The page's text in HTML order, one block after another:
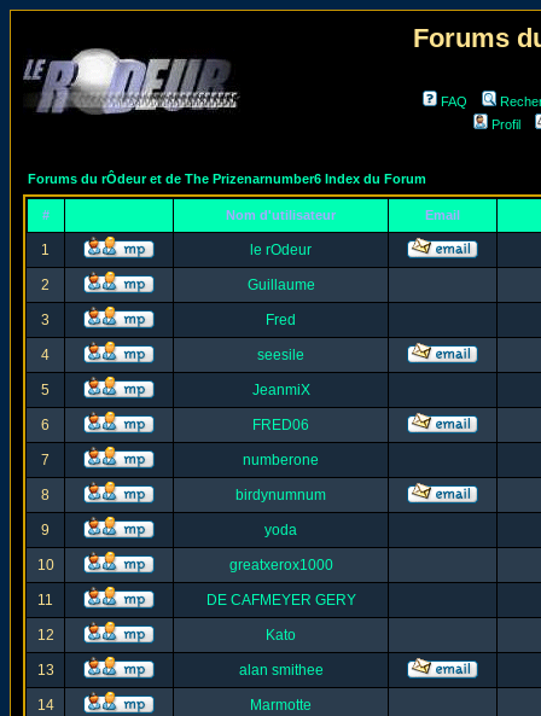
Forums
FAQ
Profil
Forums du rÔdeur et de The Prizenarnumber6 Index du Forum
# Nom d'utilisateur Email
1 le rOdeur
2 Guillaume
3 Fred
4 seesile
5 JeanmiX
6 FRED06
7 numberone
8 birdynumnum
9 yoda
10 greatxerox1000
11 DE CAFMEYER GERY
12 Kato
13 alan smithee
14 Marmotte